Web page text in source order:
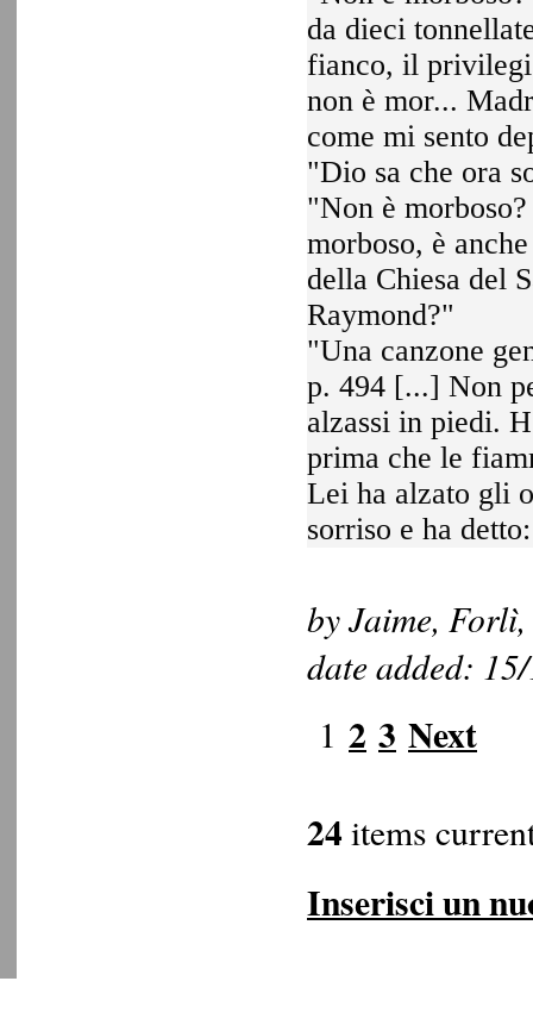
da dieci
fianco, il
non è mor...
come mi sento
"Dio sa che ora
"Non è
morboso, è
della Chiesa del
Raymond?"
"Una canzone
p. 494 [...] Non
alzassi in piedi.
prima che le
Lei ha alzato gli
sorriso e ha
by Jaime,
date added:
1 2 3 Next
24 items
Inserisci un